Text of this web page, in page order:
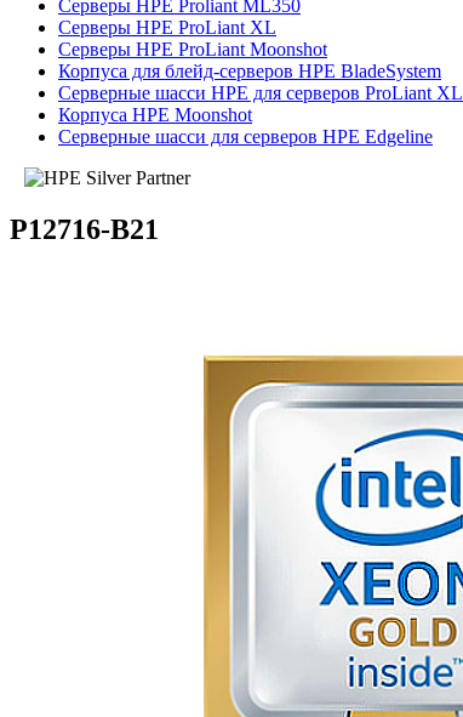
Серверы HPE Proliant ML350
Серверы HPE ProLiant XL
Серверы HPE ProLiant Moonshot
Корпуса для блейд-серверов HPE BladeSystem
Серверные шасси HPE для серверов ProLiant XL
Корпуса HPE Moonshot
Серверные шасси для серверов HPE Edgeline
P12716-B21